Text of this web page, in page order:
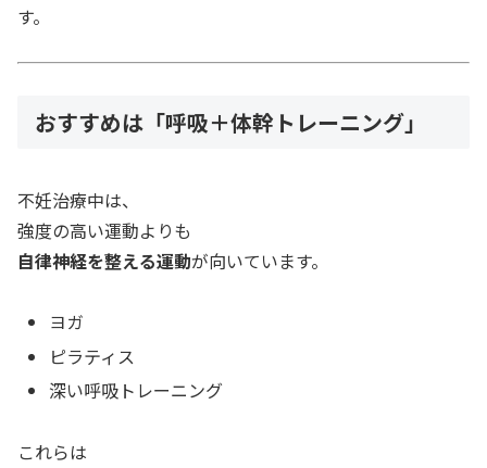
す。
おすすめは「呼吸＋体幹トレーニング」
不妊治療中は、
強度の高い運動よりも
自律神経を整える運動が向いています。
ヨガ
ピラティス
深い呼吸トレーニング
これらは